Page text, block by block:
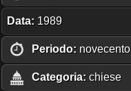
Data: 1989
Periodo: novecento
Categoria: chiese